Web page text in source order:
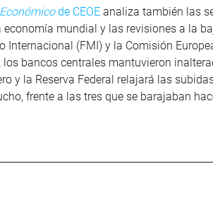
de CEOE analiza también las
mundial y las revisiones a la
Internacional (FMI) y la Comisión
los bancos centrales mantuvieron
y la Reserva Federal relajará las
frente a las tres que se barajaban